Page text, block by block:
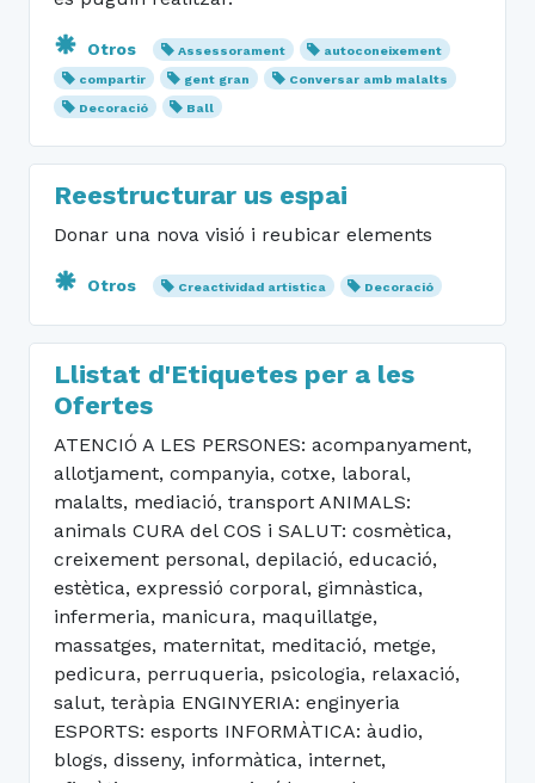
Otros Assessorament
autoconeixement
compartir
gent gran
Conversar amb malalts
Decoració
Ball
Reestructurar us espai
Donar una nova visió i reubicar elements
Otros Creactividad artistica Decoració
Llistat d'Etiquetes per a les
Ofertes
ATENCIÓ A LES PERSONES: acompanyament,
allotjament, companyia, cotxe, laboral,
malalts, mediació, transport ANIMALS:
animals CURA del COS i SALUT: cosmètica,
creixement personal, depilació, educació,
estètica, expressió corporal, gimnàstica,
infermeria, manicura, maquillatge,
massatges, maternitat, meditació, metge,
pedicura, perruqueria, psicologia, relaxació,
salut, teràpia ENGINYERIA: enginyeria
ESPORTS: esports INFORMÀTICA: àudio,
blogs, disseny, informàtica, internet,